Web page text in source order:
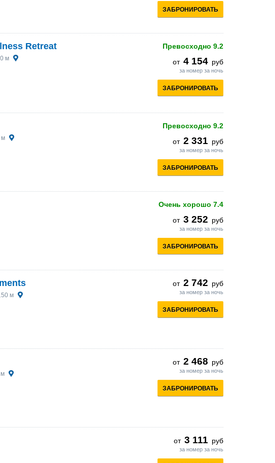
ЗАБРОНИРОВАТЬ
Превосходно 9.2
от 4 154 руб
за номер за ночь
ЗАБРОНИРОВАТЬ
Retreat
м
Превосходно 9.2
от 2 331 руб
за номер за ночь
ЗАБРОНИРОВАТЬ
м
Очень хорошо 7.4
от 3 252 руб
за номер за ночь
ЗАБРОНИРОВАТЬ
от 2 742 руб
за номер за ночь
ЗАБРОНИРОВАТЬ
м
от 2 468 руб
за номер за ночь
ЗАБРОНИРОВАТЬ
м
от 3 111 руб
за номер за ночь